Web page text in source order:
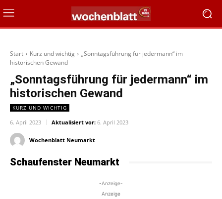
Start Kurz und wichtig
„Sonntagsführung für jedermann“ im
historischen Gewand
„Sonntagsführung für jedermann“ im
historischen Gewand
KURZ UND WICHTIG
6. April 2023 Aktualisiert vor: 6. April 2023
Wochenblatt Neumarkt
Schaufenster Neumarkt
-Anzeige-
Anzeige